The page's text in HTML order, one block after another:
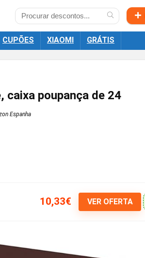
CUPÕES XIAOMI GRÁTIS
caixa poupança de 24
Espanha
10,33€ VER OFERTA